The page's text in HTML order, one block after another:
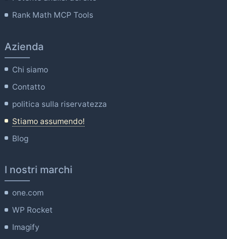
Rank Math MCP Tools
Azienda
Chi siamo
Contatto
politica sulla riservatezza
Stiamo assumendo!
Blog
I nostri marchi
one.com
WP Rocket
Imagify